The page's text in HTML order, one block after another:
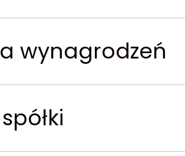
wynagrodzeń